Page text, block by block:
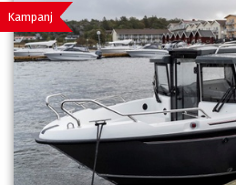
Kampanj